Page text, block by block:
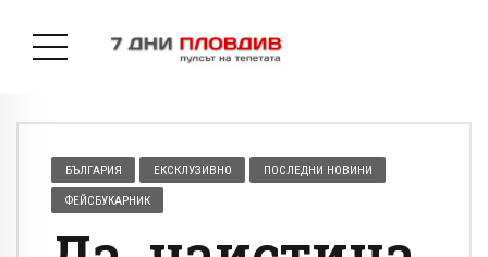
БЪЛГАРИЯ ЕКСКЛУЗИВНО ПОСЛЕДНИ НОВИНИ
ФЕЙСБУКАРНИК